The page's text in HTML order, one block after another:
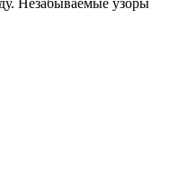
Незабываемые узоры